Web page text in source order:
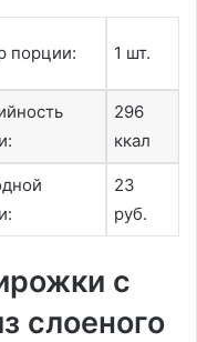
порции: 1 шт.
296
ккал
23
руб.
с
слоеного